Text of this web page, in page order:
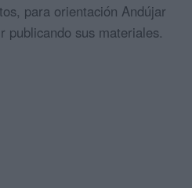
para orientación Andújar
publicando sus materiales.